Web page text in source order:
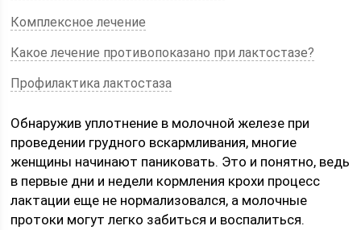
Комплексное лечение
Какое лечение противопоказано при лактостазе?
Профилактика лактостаза
Обнаружив уплотнение в молочной железе при
проведении грудного вскармливания, многие
женщины начинают паниковать. Это и понятно, ведь
в первые дни и недели кормления крохи процесс
лактации еще не нормализовался, а молочные
протоки могут легко забиться и воспалиться.